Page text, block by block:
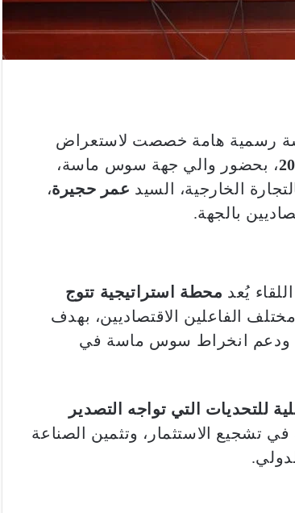
رسمية هامة خصصت لاستعراض
، بحضور والي جهة سوس ماسة،
الخارجية، السيد عمر حجيرة،
بالجهة.
يُعد محطة استراتيجية تتوج
الفاعلين الاقتصاديين، بهدف
ودعم انخراط سوس ماسة في
للتحديات التي تواجه التصدير
في تشجيع الاستثمار، وتثمين الصناعة